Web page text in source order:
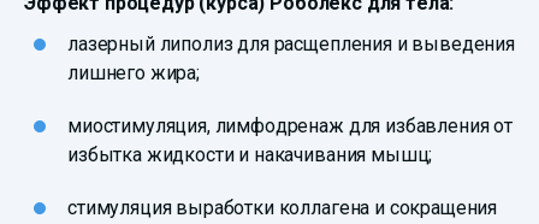
лазерный липолиз для расщепления и выведения
лишнего жира;
миостимуляция, лимфодренаж для избавления от
избытка жидкости и накачивания мышц;
стимуляция выработки коллагена и сокращения